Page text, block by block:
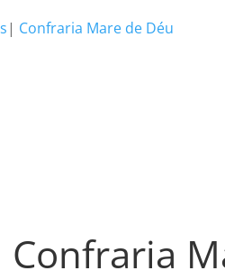
| Confraria Mare de Déu
Confraria